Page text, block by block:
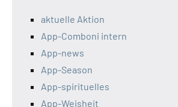
aktuelle Aktion
App-Comboni intern
App-news
App-Season
App-spirituelles
App-Weisheit